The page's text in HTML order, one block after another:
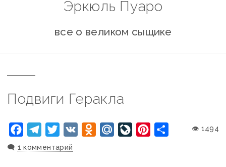
Эркюль Пуаро
все о великом сыщике
Подвиги Геракла
FacebookTelegramTwitter
VK Odnoklassniki
Mail.RuLiveJournal
PinterestОтправить
👁 1494
🗨️ 1 комментарий